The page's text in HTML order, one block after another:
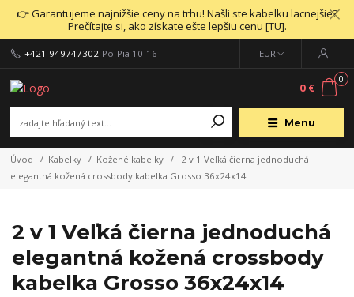
👉 Garantujeme najnižšie ceny na trhu! Našli ste kabelku lacnejšie?
Prečítajte si, ako získate ešte lepšiu cenu [TU].
Menu
EUR
+421 949747302 Po-Pia 10-16
0
0 €
Úvod Kabelky Kožené kabelky
2 v 1 Veľká čierna jednoduchá
elegantná kožená crossbody kabelka Grosso 36x24x14
2 v 1 Veľká čierna jednoduchá
elegantná kožená crossbody
kabelka Grosso 36x24x14